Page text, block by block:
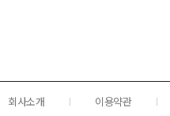
회사소개 이용약관